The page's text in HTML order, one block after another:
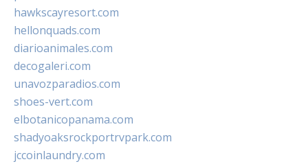
hawkscayresort.com
hellonquads.com
diarioanimales.com
decogaleri.com
unavozparadios.com
shoes-vert.com
elbotanicopanama.com
shadyoaksrockportrvpark.com
jccoinlaundry.com